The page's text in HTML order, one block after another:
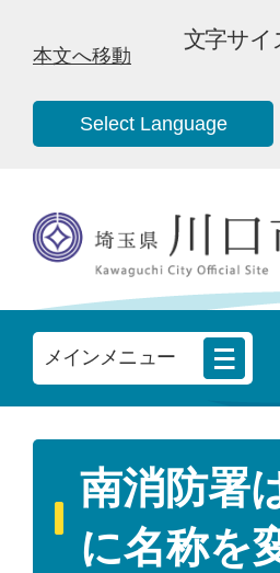
本文へ移動
文字サイ
Select Language
メインメニュー
南消防署
に名称を